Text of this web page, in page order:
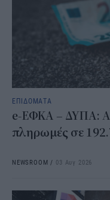
ΕΠΙΔΟΜΑΤΑ
e-ΕΦΚΑ – ΔΥΠΑ:
πληρωμές σε
NEWSROOM / 03 Αυγ 2026